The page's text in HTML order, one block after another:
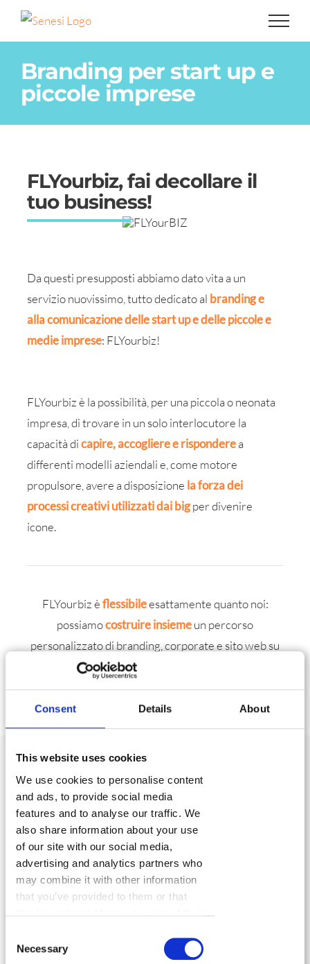
Consent Details About
This website uses cookies
We use cookies to personalise content
and ads, to provide social media
features and to analyse our traffic. We
also share information about your use
of our site with our social media,
advertising and analytics partners who
may combine it with other information
that you’ve provided to them or that
Selection
Necessary
Salta
Branding per start up e
piccole imprese
FLYourbiz, fai decollare il
tuo business!
Da questi presupposti abbiamo dato vita a un
servizio nuovissimo, tutto dedicato al branding e
alla comunicazione delle start up e delle piccole e
medie imprese: FLYourbiz!
FLYourbiz è la possibilità, per una piccola o neonata
impresa, di trovare in un solo interlocutore la
capacità dicapire, accogliere e risponderea
differenti modelli aziendali e, come motore
propulsore, avere a disposizione la forza dei
processi creativi utilizzati dai bigper divenire
icone.
FLYourbiz èflessibileesattamente quanto noi:
possiamocostruireinsiemeun percorso
personalizzato di branding, corporate e sito web su
misura, inserire i servizi che ti servono per
alla grandee dare una sferzata d’energia alla tua
piccola o media impresa!
Hai una start up o una
piccola impresa e stai
cercando un servizio di
branding e
comunicazione?